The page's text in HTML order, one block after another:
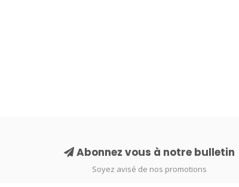
Abonnez vous à notre bulletin
Soyez avisé de nos promotions